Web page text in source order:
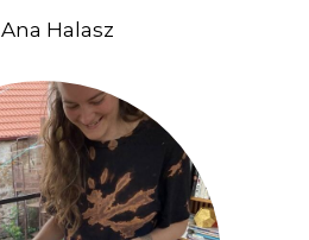
Ana Halasz